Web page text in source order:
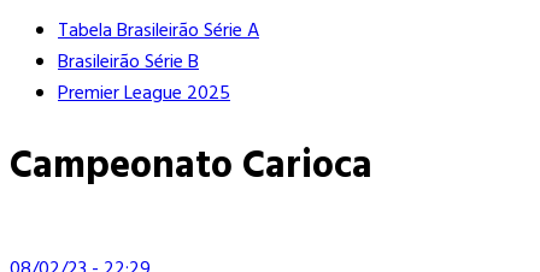
Tabela Brasileirão Série A
Brasileirão Série B
Premier League 2025
Campeonato Carioca